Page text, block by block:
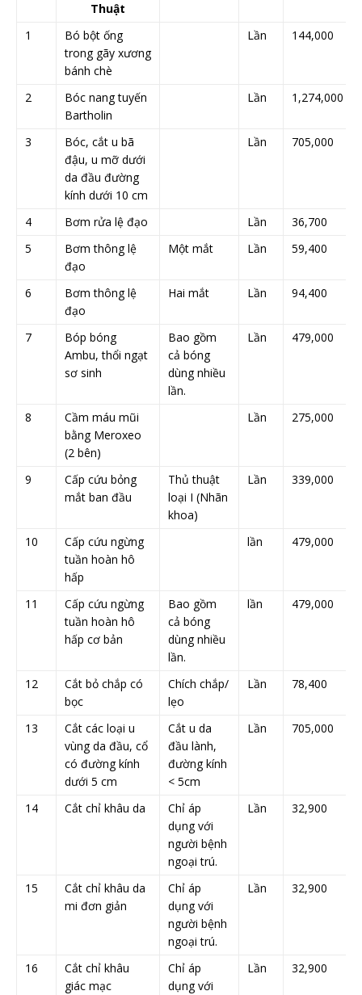
Thuật
1
Bó bột ống
trong gãy xương
bánh chè
Lần 144,000
2
Bóc nang tuyến
Bartholin
Lần 1,274,000
3
Bóc, cắt u bã
đậu, u mỡ dưới
da đầu đường
kính dưới 10 cm
Lần 705,000
4 Bơm rửa lệ đạo Lần
36,700
5
Bơm thông lệ
đạo
Một mắt Lần 59,400
6
Bơm thông lệ
đạo
Hai mắt Lần 94,400
7
Bóp bóng
Ambu, thổi ngạt
sơ sinh
Bao gồm
cả bóng
dùng nhiều
lần.
Lần 479,000
8
Cầm máu mũi
bằng Meroxeo
(2 bên)
Lần 275,000
9
Cấp cứu bỏng
mắt ban đầu
Thủ thuật
loại I (Nhãn
khoa)
Lần 339,000
10
Cấp cứu ngừng
tuần hoàn hô
hấp
lần 479,000
11
Cấp cứu ngừng
tuần hoàn hô
hấp cơ bản
Bao gồm
cả bóng
dùng nhiều
lần.
lần 479,000
12
Cắt bỏ chắp có
bọc
Chích chắp/
lẹo
Lần 78,400
13
Cắt các loại u
vùng da đầu, cổ
có đường kính
dưới 5 cm
Cắt u da
đầu lành,
đường kính
< 5cm
Lần 705,000
14 Cắt chỉ khâu da
Chỉ áp
dụng với
người bệnh
ngoại trú.
Lần 32,900
15
Cắt chỉ khâu da
mi đơn giản
Chỉ áp
dụng với
người bệnh
ngoại trú.
Lần 32,900
16
Cắt chỉ khâu
giác mạc
Chỉ áp
dụng với
Lần 32,900